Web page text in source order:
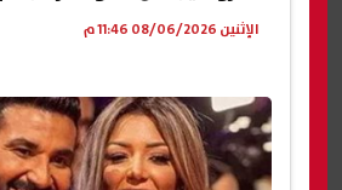
الإثنين 08/06/2026 11:46 م